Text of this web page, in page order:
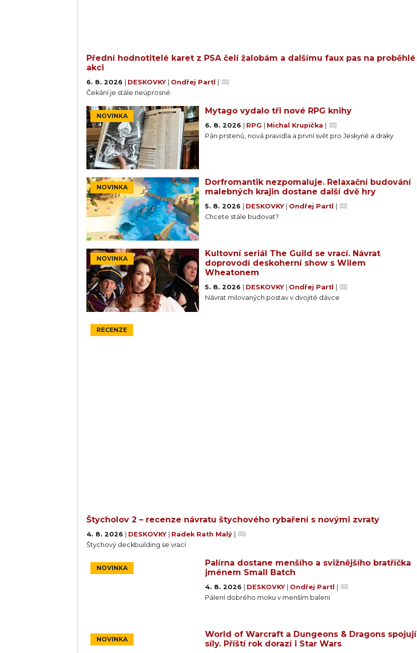
Přední hodnotitelé karet z PSA čelí žalobám a dalšímu faux pas na proběhlé
akci
6. 8. 2026 DESKOVKY Ondřej Partl
Čekání je stále neúprosné
NOVINKA
Mytago vydalo tři nové RPG knihy
6. 8. 2026 RPG Michal Krupička
Pán prstenů, nová pravidla a první svět pro Jeskyně a draky
NOVINKA
Dorfromantik nezpomaluje. Relaxační budování
malebných krajin dostane další dvě hry
5. 8. 2026 DESKOVKY Ondřej Partl
Chcete stále budovat?
NOVINKA
Kultovní seriál The Guild se vrací. Návrat
doprovodí deskoherní show s Wilem
Wheatonem
5. 8. 2026 DESKOVKY Ondřej Partl
Návrat milovaných postav v dvojité dávce
RECENZE
Štycholov 2 – recenze návratu štychového rybaření s novými zvraty
4. 8. 2026 | DESKOVKY | Radek Rath Malý |
Štychový deckbuilding se vrací
NOVINKA
Palírna dostane menšího a svižnějšího bratříčka
jménem Small Batch
4. 8. 2026 | DESKOVKY | Ondřej Partl |
Pálení dobrého moku v menším balení
NOVINKA
World of Warcraft a Dungeons & Dragons spojují
síly. Příští rok dorazí i Star Wars